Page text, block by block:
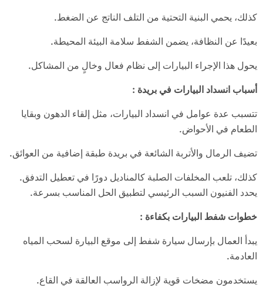
كذلك، يحمي البنية التحتية من التلف الناتج عن الضغط.
بعيدًا عن النظافة، يضمن الشفط سلامة البيئة المحيطة.
يحول هذا الإجراء البيارات إلى نظام فعال وخالٍ من المشاكل.
أسباب انسداد البيارات في بريدة :
تتسبب عدة عوامل في انسداد البيارات، مثل إلقاء الدهون وبقايا
الطعام في الأحواض.
تضيف الرمال والأتربة الشائعة في بريدة طبقة إضافية من العوائق.
كذلك، تلعب المخلفات الصلبة كالمناديل دورًا في تعطيل التدفق.
يحدد الفنيون السبب الرئيسي لتطبيق الحل المناسب بسرعة.
خطوات شفط البيارات بكفاءة :
يبدأ العمال بإرسال سيارة شفط إلى موقع البيارة لسحب المياه
العادمة.
يستخدمون مضخات قوية لإزالة الرواسب العالقة في القاع.